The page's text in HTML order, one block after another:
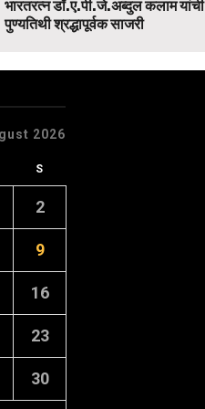
भारतरत्न डॉ.ए.पी.जे.अब्दुल कलाम यांची
पुण्यतिथी श्रद्धापूर्वक साजरी
2026
S
2
9
16
23
30